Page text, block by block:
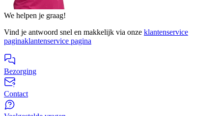
We helpen je graag!
Vind je antwoord snel en makkelijk via onze klantenservice
paginaklantenservice pagina
Bezorging
Contact